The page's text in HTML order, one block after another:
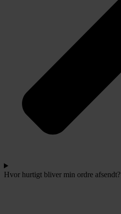
Hvor hurtigt bliver min ordre afsendt?